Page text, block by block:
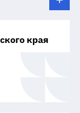
края